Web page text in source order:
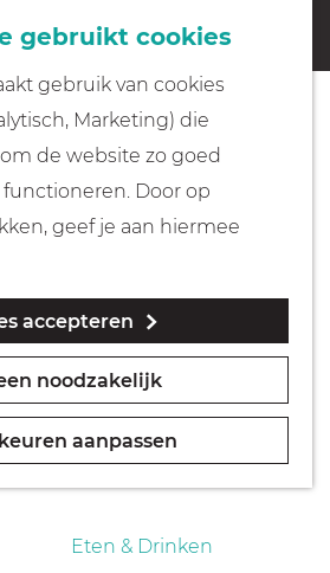
gebruikt cookies
gebruik van cookies
Marketing) die
de website zo goed
Door op
geef je aan hiermee
accepteren
noodzakelijk
aanpassen
Fietsen
Wandelen
Geocachen
Naar het museum
Eten & Drinken